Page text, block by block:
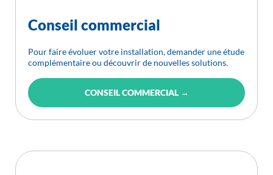
Conseil commercial
Pour faire évoluer votre installation, demander une étude
complémentaire ou découvrir de nouvelles solutions.
CONSEIL COMMERCIAL →